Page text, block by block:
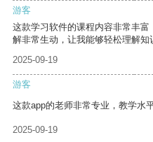
游客
这款学习软件的课程内容非常丰
解非常生动，让我能够轻松理解知
2025-09-19
游客
这款app的老师非常专业，教学水
2025-09-19